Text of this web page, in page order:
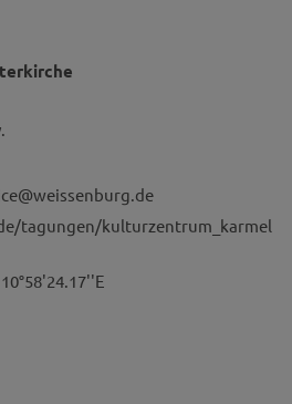
tagungen/
10°58'24.17''E